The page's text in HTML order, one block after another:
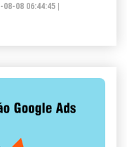
08-08 06:44:45